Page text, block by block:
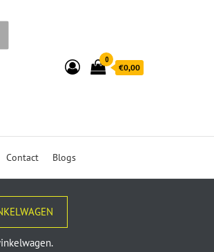
0
€0,00
Contact Blogs